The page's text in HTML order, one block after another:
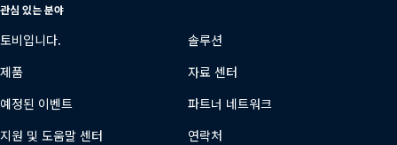
관심 있는 분야
토비입니다.
솔루션
제품
자료 센터
예정된 이벤트
파트너 네트워크
지원 및 도움말 센터
연락처